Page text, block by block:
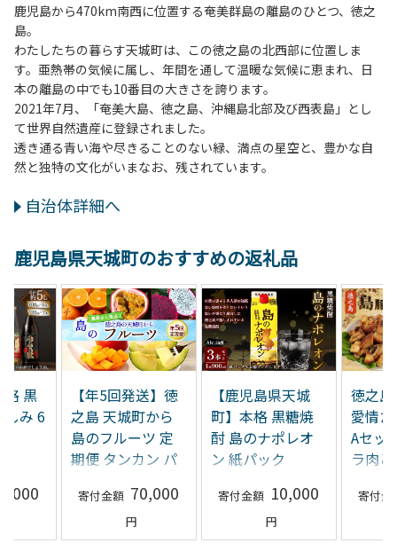
鹿児島から470km南西に位置する奄美群島の離島のひとつ、徳之
島。
わたしたちの暮らす天城町は、この徳之島の北西部に位置しま
す。亜熱帯の気候に属し、年間を通して温暖な気候に恵まれ、日
本の離島の中でも10番目の大きさを誇ります。
2021年7月、「奄美大島、徳之島、沖縄島北部及び西表島」とし
て世界自然遺産に登録されました。
透き通る青い海や尽きることのない緑、満点の星空と、豊かな自
然と独特の文化がいまなお、残されています。
自治体詳細へ
鹿児島県天城町のおすすめの返礼品
格 黒
しみ 6
天
【年5回発送】徳
之島 天城町から
島のフルーツ 定
期便 タンカン パ
マンゴー 70,000
【鹿児島県天城
町】本格 黒糖焼
酎 島のナポレオ
ン 紙パック
計2.7L A-3210,000
徳之
愛情
Aセッ
ラ肉
げ）】